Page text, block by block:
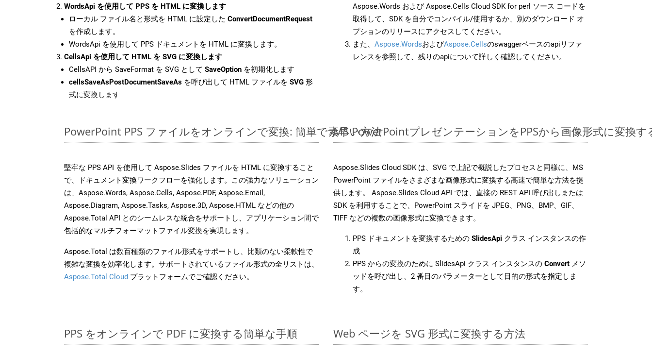
WordsApi を使用して PPS を HTML に変換します
ローカル ファイル名と形式を HTML に設定した ConvertDocumentRequest
を作成します。
WordsApi を使用して PPS ドキュメントを HTML に変換します。
CellsApi を使用して HTML を SVG に変換します
CellsAPI から SaveFormat を SVG として SaveOption を初期化します
cellsSaveAsPostDocumentSaveAs を呼び出して HTML ファイルを SVG 形
式に変換します
Aspose.Words および Aspose.Cells Cloud SDK for perl ソース コードを
取得して、SDK を自分でコンパイル/使用するか、別のダウンロード オ
プションのリリースにアクセスしてください。
また、 Aspose.WordsおよびAspose.Cellsのswaggerベースのapiリファ
レンスを参照して、残りのapiについて詳しく確認してください。
PowerPoint PPS ファイルをオンラインで変換: 簡単で素早い方法
堅牢な PPS API を使用して Aspose.Slides ファイルを HTML に変換すること
で、ドキュメント変換ワークフローを強化します。この強力なソリューション
は、Aspose.Words, Aspose.Cells, Aspose.PDF, Aspose.Email,
Aspose.Diagram, Aspose.Tasks, Aspose.3D, Aspose.HTML などの他の
Aspose.Total API とのシームレスな統合をサポートし、アプリケーション間で
包括的なマルチフォーマットファイル変換を実現します。
Aspose.Total は数百種類のファイル形式をサポートし、比類のない柔軟性で
複雑な変換を効率化します。サポートされているファイル形式の全リストは、
Aspose.Total Cloud プラットフォームでご確認ください。
MS PowerPointプレゼンテーションをPPSから画像形式に変換
Aspose.Slides Cloud SDK は、SVG で上記で概説したプロセスと同様に、MS
PowerPoint ファイルをさまざまな画像形式に変換する高速で簡単な方法を提
供します。 Aspose.Slides Cloud API では、直接の REST API 呼び出しまたは
SDK を利用することで、PowerPoint スライドを JPEG、PNG、BMP、GIF、
TIFF などの複数の画像形式に変換できます。
PPS ドキュメントを変換するための SlidesApi クラス インスタンスの作
成
PPS からの変換のために SlidesApi クラス インスタンスの Convert メソ
ッドを呼び出し、2 番目のパラメーターとして目的の形式を指定しま
す。
PPS をオンラインで PDF に変換する簡単な手順 Web ページを SVG 形式に変換する方法